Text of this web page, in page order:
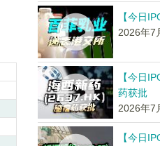
【今日
2026年7
【今日
药获批
2026年7
【今日